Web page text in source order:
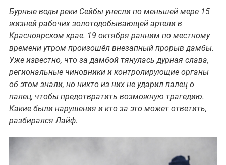
Бурные воды реки Сейбы унесли по меньшей мере 15
жизней рабочих золотодобывающей артели в
Красноярском крае. 19 октября ранним по местному
времени утром произошёл внезапный прорыв дамбы.
Уже известно, что за дамбой тянулась дурная слава,
региональные чиновники и контролирующие органы
об этом знали, но никто из них не ударил палец о
палец, чтобы предотвратить возможную трагедию.
Какие были нарушения и кто за это может ответить,
разбирался Лайф.